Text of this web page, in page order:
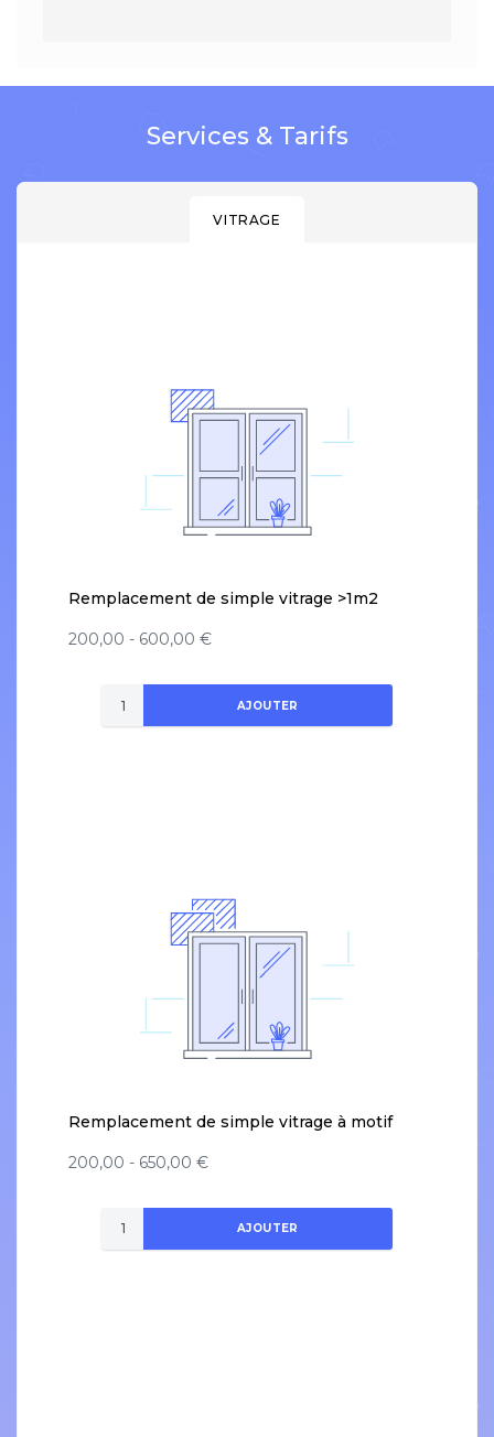
Services & Tarifs
VITRAGE
Remplacement de simple vitrage >1m2
200,00 - 600,00 €
AJOUTER
Remplacement de simple vitrage à motif
200,00 - 650,00 €
AJOUTER